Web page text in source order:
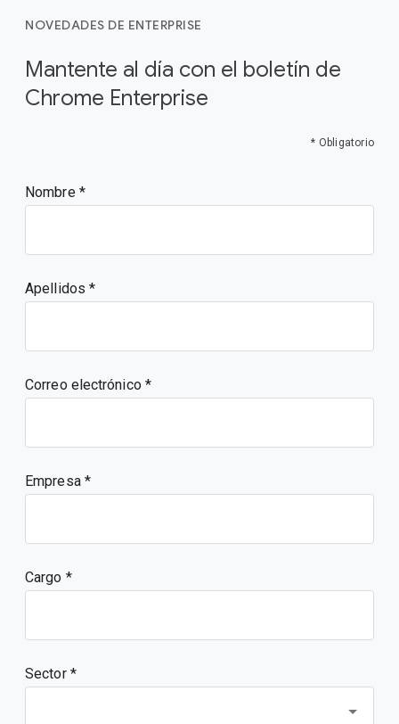
NOVEDADES DE ENTERPRISE
Mantente al día con el boletín de
Chrome Enterprise
* Obligatorio
Nombre
Apellidos
Correo electrónico
Empresa
Cargo
Sector *